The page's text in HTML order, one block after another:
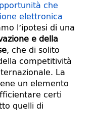
che
elettronica
l’ipotesi di una
e della
, che di solito
competitività
La
un elemento
certi
quelli di